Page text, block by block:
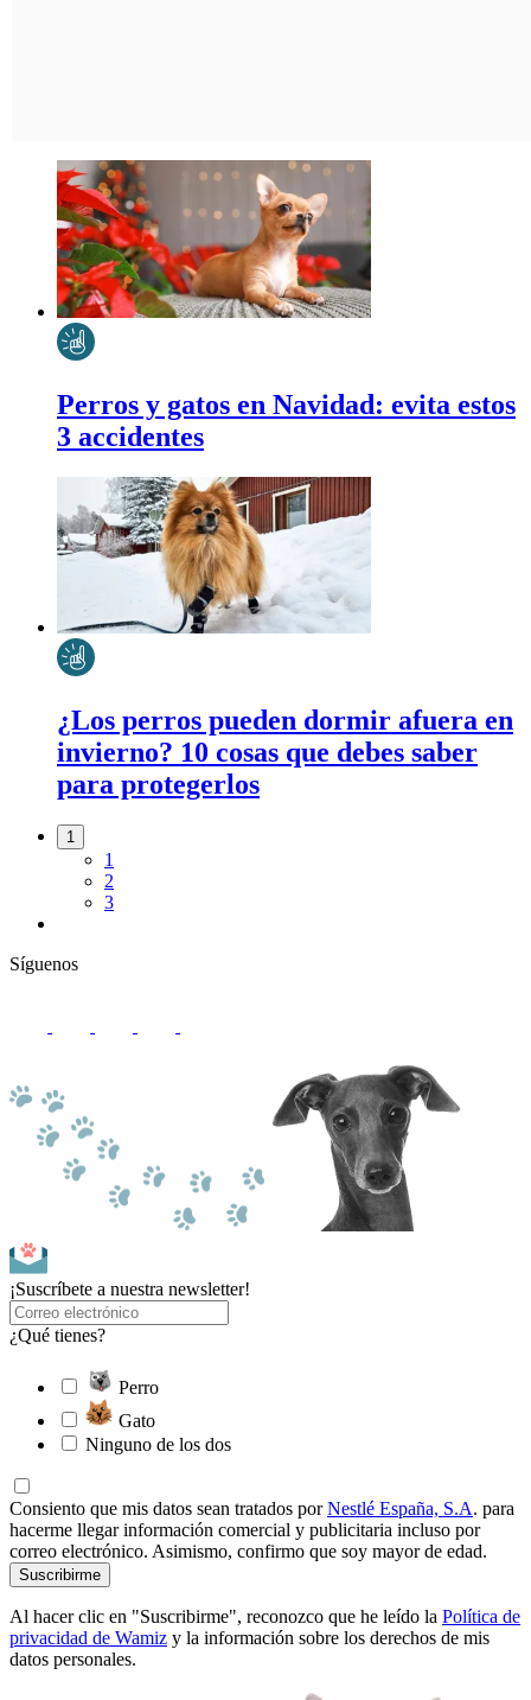
Perros y gatos en Navidad: evita estos
3 accidentes
¿Los perros pueden dormir afuera en
invierno? 10 cosas que debes saber
para protegerlos
1
1
2
3
Síguenos
¡Suscríbete a nuestra newsletter!
¿Qué tienes?
Perro
Gato
Ninguno de los dos
Consiento que mis datos sean tratados porNestlé España, S.A. para
hacerme llegar información comercial y publicitaria incluso por
correo electrónico. Asimismo, confirmo que soy mayor de edad.
Suscribirme
Al hacer clic en "Suscribirme", reconozco que he leído la Política de
privacidad de Wamiz y la información sobre los derechos de mis
datos personales.